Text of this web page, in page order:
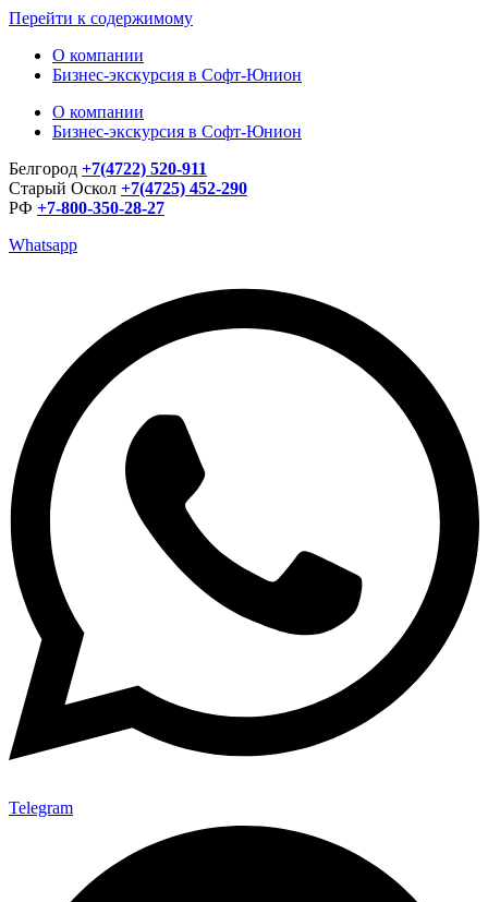
Перейти к содержимому
О компании
Бизнес-экскурсия в Софт-Юнион
О компании
Бизнес-экскурсия в Софт-Юнион
Белгород +7(4722) 520-911
Старый Оскол +7(4725) 452-290
РФ +7-800-350-28-27
Whatsapp
Telegram